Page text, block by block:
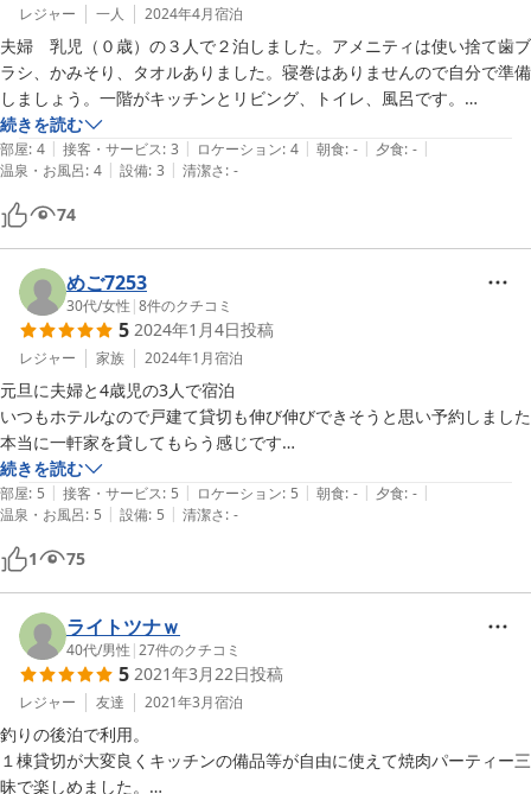
レジャー 一人 2024年4月宿泊
夫婦　乳児（０歳）の３人で２泊しました。アメニティは使い捨て歯ブ
ラシ、かみそり、タオルありました。寝巻はありませんので自分で準備
しましょう。一階がキッチンとリビング、トイレ、風呂です。
２階が和室３部屋あり寝床になります。トイレもありました。
３人だと十分な広さです。お風呂の水は自分で熱湯と冷水を調節して合
わせるタイプです。
リンスインシャンプー、フェイスウォッシュ等ありました。
洗濯機もあり洗剤もありました。乾燥機は有料みたいです。
アドベンチャーワールドもすぐ近くにあり便利です。白浜もすぐそばに
あるので、夏には大人数で泊まるには値段、立地ともにいいところで
す。景勝地の三段壁もすぐそばにあります。
乳児はよく泣くのでこういう一棟貸の宿はすごく助かりました。
オーナーさんもとても気さくな方です。Wi-Fiも問題なくつながりまし
た。
続きを読む
部屋: 4 | 接客・サービス: 3 | ロケーション: 4 | 朝食: - | 夕食: - |
温泉・お風呂: 4 | 設備: 3 | 清潔さ: -
74
めご7253
30代/女性 |8件のクチコミ
5 2024年1月4日投稿
レジャー 家族 2024年1月宿泊
元旦に夫婦と4歳児の3人で宿泊
いつもホテルなので戸建て貸切も伸び伸びできそうと思い予約しました
本当に一軒家を貸してもらう感じです
肉や鍋料理セットを持ってチェックインし、調理器具など揃っていたの
で広いキッチンで調理させてもらいました
使い終わったら綺麗にして戻す。というところも好きです
皆で綺麗に使えばこのまま低金額で快適に利用させてもらえますし、何
より全て綺麗にしていただいてあったので綺麗に使おうとする気持ちが
高まりました
お陰様ですごく快適に過ごせました
布団もマットレスが敷いてあり、フカフカで気持ちよかったです
私のアパートはこんな広々していないので何より子供がとても楽しそう
でした
すぐ近くが三段壁で観光スポットだったので気軽に歩いて行けました
し、近くの商店では浜焼きなどその場で食べれる物を色々売っていたの
で、自炊しなくても買って食べることも選択肢に入れられるなぁと感じ
続きを読む
部屋: 5 | 接客・サービス: 5 | ロケーション: 5 | 朝食: - | 夕食: - |
温泉・お風呂: 5 | 設備: 5 | 清潔さ: -
1 75
ライトツナｗ
40代/男性 |27件のクチコミ
5 2021年3月22日投稿
レジャー 友達 2021年3月宿泊
釣りの後泊で利用。
１棟貸切が大変良くキッチンの備品等が自由に使えて焼肉パーティー三
昧で楽しめました。